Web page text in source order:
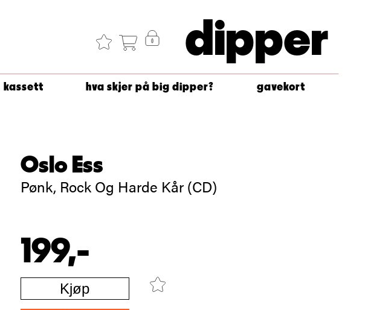
dipper
kassett hva skjer på big dipper? gavekort
Oslo Ess
Pønk, Rock Og Harde Kår (CD)
199,-
Kjøp